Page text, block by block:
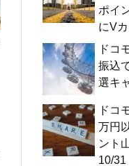
ポイ
にV
ドコ
振込
選キ
ドコ
万円
ント
10/31